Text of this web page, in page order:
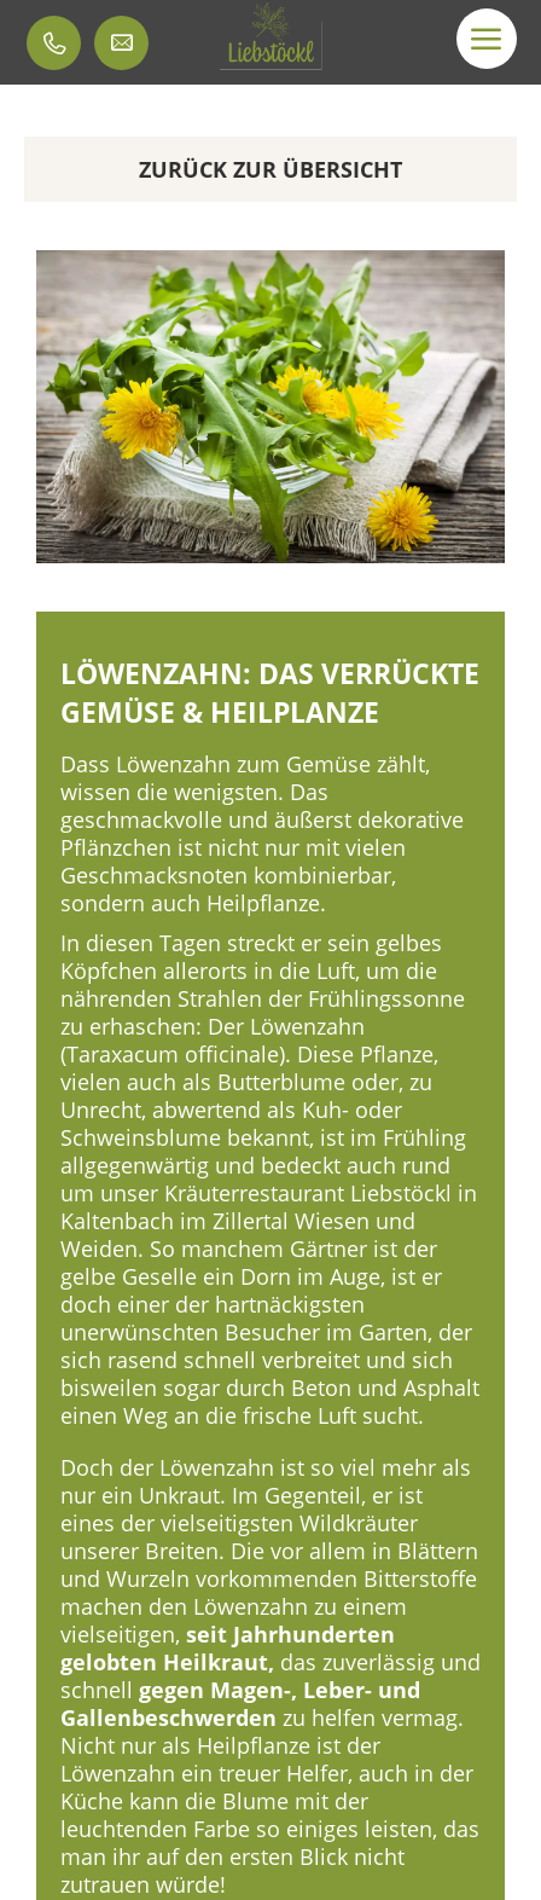
ZURÜCK ZUR ÜBERSICHT
LÖWENZAHN: DAS VERRÜCKTE
GEMÜSE & HEILPLANZE
Dass Löwenzahn zum Gemüse zählt,
wissen die wenigsten. Das
geschmackvolle und äußerst dekorative
Pflänzchen ist nicht nur mit vielen
Geschmacksnoten kombinierbar,
sondern auch Heilpflanze.
In diesen Tagen streckt er sein gelbes
Köpfchen allerorts in die Luft, um die
nährenden Strahlen der Frühlingssonne
zu erhaschen: Der Löwenzahn
(Taraxacum officinale). Diese Pflanze,
vielen auch als Butterblume oder, zu
Unrecht, abwertend als Kuh- oder
Schweinsblume bekannt, ist im Frühling
allgegenwärtig und bedeckt auch rund
um unser Kräuterrestaurant Liebstöckl in
Kaltenbach im Zillertal Wiesen und
Weiden. So manchem Gärtner ist der
gelbe Geselle ein Dorn im Auge, ist er
doch einer der hartnäckigsten
unerwünschten Besucher im Garten, der
sich rasend schnell verbreitet und sich
bisweilen sogar durch Beton und Asphalt
einen Weg an die frische Luft sucht.
Doch der Löwenzahn ist so viel mehr als
nur ein Unkraut. Im Gegenteil, er ist
eines der vielseitigsten Wildkräuter
unserer Breiten. Die vor allem in Blättern
und Wurzeln vorkommenden Bitterstoffe
machen den Löwenzahn zu einem
vielseitigen, seit Jahrhunderten
gelobten Heilkraut, das zuverlässig und
schnell gegen Magen-, Leber- und
Gallenbeschwerden zu helfen vermag.
Nicht nur als Heilpflanze ist der
Löwenzahn ein treuer Helfer, auch in der
Küche kann die Blume mit der
leuchtenden Farbe so einiges leisten, das
man ihr auf den ersten Blick nicht
zutrauen würde!